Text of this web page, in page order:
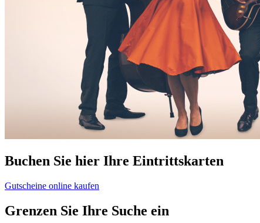
Buchen Sie hier Ihre Eintrittskarten
Gutscheine online kaufen
Grenzen Sie Ihre Suche ein